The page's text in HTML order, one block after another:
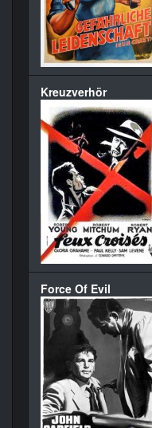
Kreuzverhör
Force Of Evil